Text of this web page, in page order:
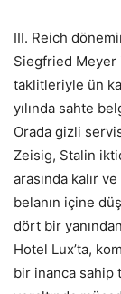
III. Reich
Siegfried Meyer
taklitleriyle ün
yılında sahte
Orada gizli
Zeisig, Stalin
arasında kalır
belanın içine
dört bir
Hotel Lux’ta,
bir inanca sahip